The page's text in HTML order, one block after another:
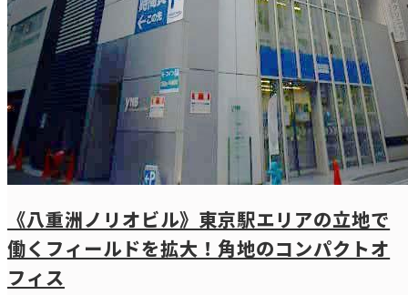
《八重洲ノリオビル》東京駅エリアの立地で
働くフィールドを拡大！角地のコンパクトオ
フィス